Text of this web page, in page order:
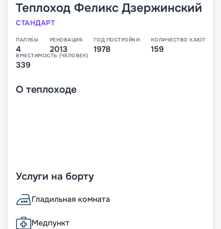
Теплоход Феликс Дзержинский
СТАНДАРТ
ПАЛУБЫ
4
РЕНОВАЦИЯ
2013
ГОД ПОСТРОЙКИ
1978
КОЛИЧЕСТВО КАЮТ
159
ВМЕСТИМОСТЬ (ЧЕЛОВЕК)
339
О теплоходе
Услуги на борту
Гладильная комната
Медпункт